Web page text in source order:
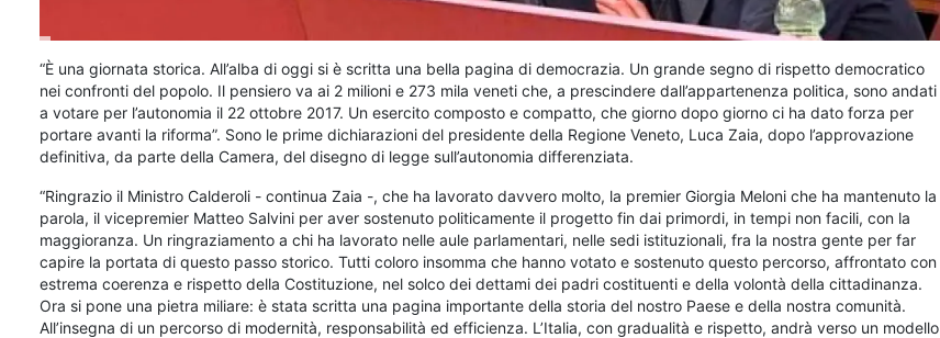
“È una giornata storica. All’alba di oggi si è scritta una bella pagina di democrazia. Un grande segno di rispetto democratico
nei confronti del popolo. Il pensiero va ai 2 milioni e 273 mila veneti che, a prescindere dall’appartenenza politica, sono andati
a votare per l’autonomia il 22 ottobre 2017. Un esercito composto e compatto, che giorno dopo giorno ci ha dato forza per
portare avanti la riforma”. Sono le prime dichiarazioni del presidente della Regione Veneto, Luca Zaia, dopo l’approvazione
definitiva, da parte della Camera, del disegno di legge sull’autonomia differenziata.
“Ringrazio il Ministro Calderoli - continua Zaia -, che ha lavorato davvero molto, la premier Giorgia Meloni che ha mantenuto la
parola, il vicepremier Matteo Salvini per aver sostenuto politicamente il progetto fin dai primordi, in tempi non facili, con la
maggioranza. Un ringraziamento a chi ha lavorato nelle aule parlamentari, nelle sedi istituzionali, fra la nostra gente per far
capire la portata di questo passo storico. Tutti coloro insomma che hanno votato e sostenuto questo percorso, affrontato con
estrema coerenza e rispetto della Costituzione, nel solco dei dettami dei padri costituenti e della volontà della cittadinanza.
Ora si pone una pietra miliare: è stata scritta una pagina importante della storia del nostro Paese e della nostra comunità.
All’insegna di un percorso di modernità, responsabilità ed efficienza. L’Italia, con gradualità e rispetto, andrà verso un modello